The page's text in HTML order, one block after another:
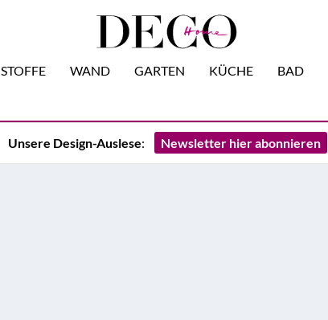
STOFFE WAND GARTEN KÜCHE BAD
Unsere Design-Auslese: Newsletter hier abonnieren